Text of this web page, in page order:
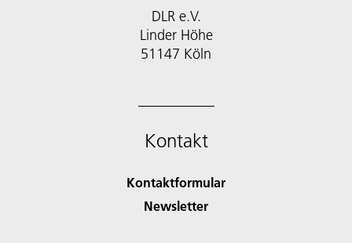
DLR e.V.
Linder Höhe
51147 Köln
Kontakt
Kontaktformular
Newsletter